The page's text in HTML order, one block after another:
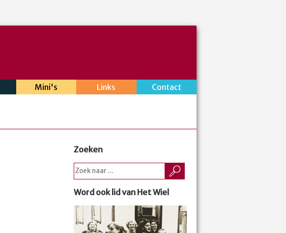
Mini's Links Contact
Zoeken
Word ook lid van Het Wiel